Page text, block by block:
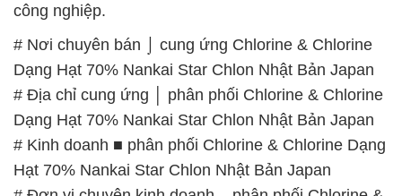
Dạng Hạt 70% Nankai Star Chlon Nhật Bản Japan
# Kinh doanh ■ phân phối Chlorine & Chlorine Dạng
Hạt 70% Nankai Star Chlon Nhật Bản Japan
# Đơn vị chuyên kinh doanh _ phân phối Chlorine &
Chlorine Dạng Hạt 70% Nankai Star Chlon Nhật
Bản Japan
# Cty cung cấp ↔ kinh doanh Chlorine & Chlorine
Dạng Hạt 70% Nankai Star Chlon Nhật Bản Japan